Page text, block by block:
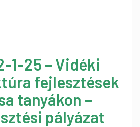
1-25 – Vidéki
fejlesztések
tanyákon –
pályázat